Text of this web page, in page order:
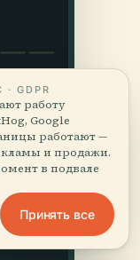
· GDPR
работу
Google
работают —
и продажи.
в подвале
Принять все